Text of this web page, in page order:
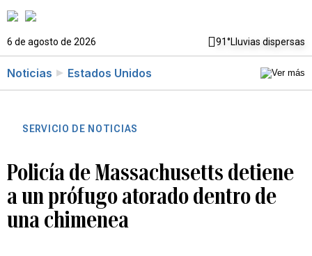
6 de agosto de 2026 91°Lluvias dispersas
Noticias Estados Unidos
SERVICIO DE NOTICIAS
Policía de Massachusetts detiene
a un prófugo atorado dentro de
una chimenea